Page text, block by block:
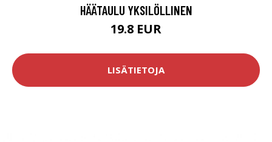
HÄÄTAULU YKSILÖLLINEN
19.8 EUR
LISÄTIETOJA